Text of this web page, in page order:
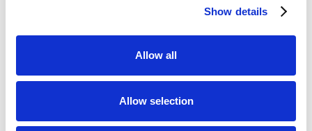
Show details
Allow all
Allow selection